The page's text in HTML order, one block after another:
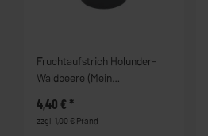
Fruchtaufstrich Holunder-
Waldbeere (Mein
Pfandglas
4,40 €*
zzgl. 1,00 € Pfand